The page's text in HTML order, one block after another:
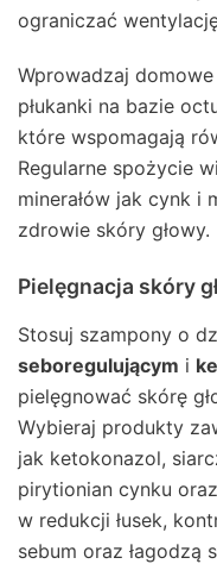
ograniczać
Wprowadzaj
płukanki na bazie
które wspomagają
Regularne spożycie
minerałów jak cynk i
zdrowie skóry głowy.
Pielęgnacja skóry
Stosuj szampony o
seboregulującym i
pielęgnować skórę
Wybieraj produkty
jak ketokonazol,
pirytionian cynku
w redukcji łusek,
sebum oraz łagodzą